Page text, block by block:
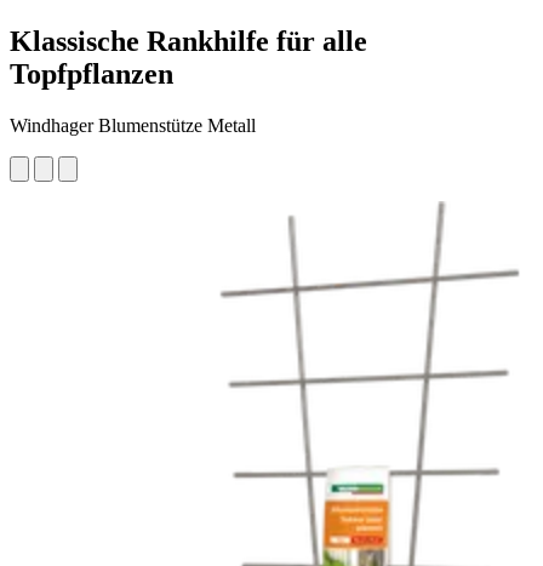
Klassische Rankhilfe für alle
Topfpflanzen
Windhager Blumenstütze Metall